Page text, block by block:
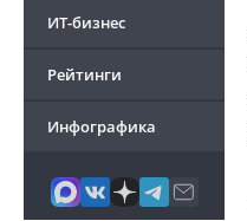
ИТ-бизнес
Рейтинги
Инфографика